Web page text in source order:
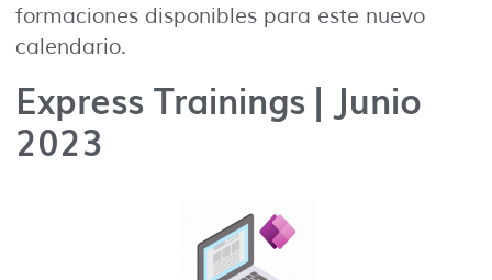
formaciones disponibles para este nuevo
calendario.
Express Trainings | Junio
2023